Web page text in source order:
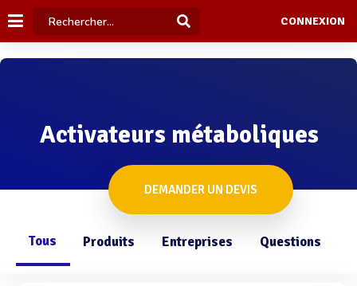
CONNEXION
Activateurs métaboliques
DEMANDER UN DEVIS
Tous Produits Entreprises Questions